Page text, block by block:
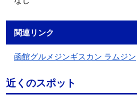
関連リンク
函館グルメジンギスカン ラムジン
近くのスポット